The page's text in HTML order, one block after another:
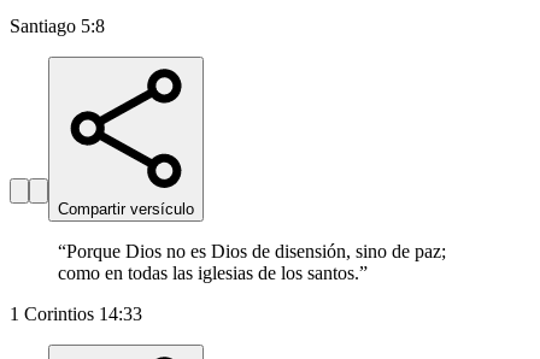
Santiago 5:8
Compartir versículo
“Porque Dios no es Dios de disensión, sino de paz;
como en todas las iglesias de los santos.”
1 Corintios 14:33